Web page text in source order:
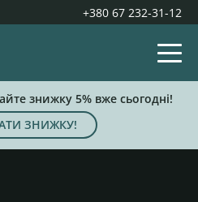
+380 67 232-31-12
знижку 5% вже сьогодні!
ЗНИЖКУ!